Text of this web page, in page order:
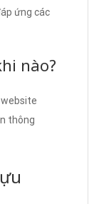
ứng các
nào?
thông